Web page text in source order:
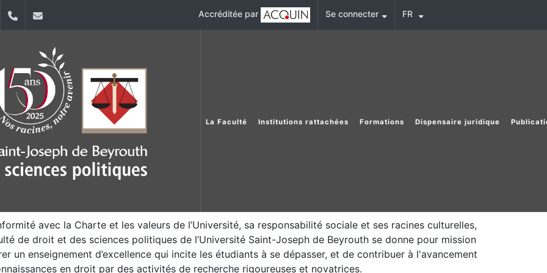
YouTube+961 (1) 421 432 Accréditée par Se connecter FR
La Faculté Institutions rattachées Formations Dispensaire juridique
avec la Charte et les valeurs de l’Université, sa responsabilité sociale et ses racines culturelles,
de droit et des sciences politiques de l’Université Saint-Joseph de Beyrouth se donne pour mission
un enseignement d’excellence qui incite les étudiants à se dépasser, et de contribuer à l'avancement
en droit par des activités de recherche rigoureuses et novatrices.